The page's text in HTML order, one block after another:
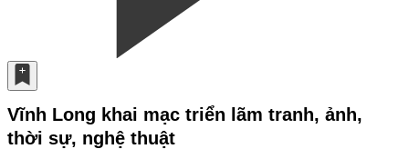
Vĩnh Long khai mạc triển lãm tranh, ảnh,
thời sự, nghệ thuật